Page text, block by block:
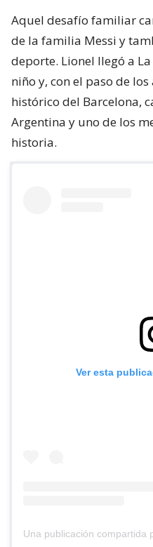
Aquel desafío familiar
de la familia Messi y
deporte. Lionel llegó a
niño y, con el paso de
histórico del Barcelona,
Argentina y uno de los
historia.
Ver esta